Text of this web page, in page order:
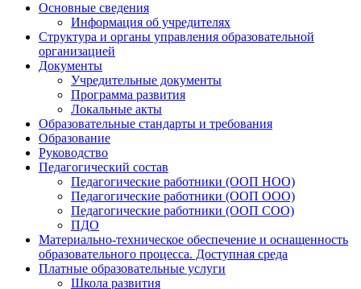
Основные сведения
Информация об учредителях
Структура и органы управления образовательной
организацией
Документы
Учредительные документы
Программа развития
Локальные акты
Образовательные стандарты и требования
Образование
Руководство
Педагогический состав
Педагогические работники (ООП НОО)
Педагогические работники (ООП ООО)
Педагогические работники (ООП СОО)
ПДО
Материально-техническое обеспечение и оснащенность
образовательного процесса. Доступная среда
Платные образовательные услуги
Школа развития